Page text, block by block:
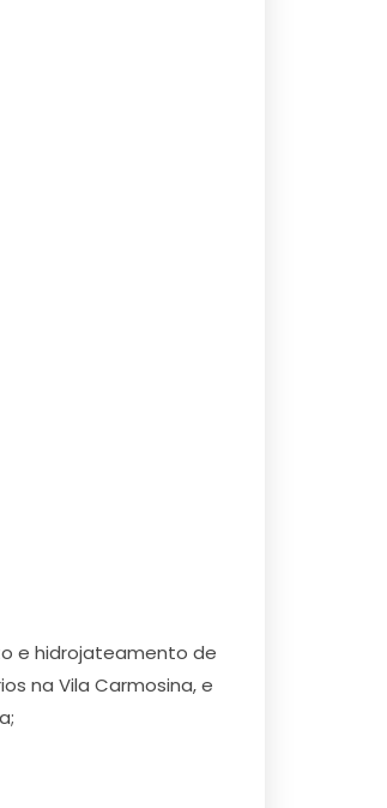
e hidrojateamento de
na Vila Carmosina, e